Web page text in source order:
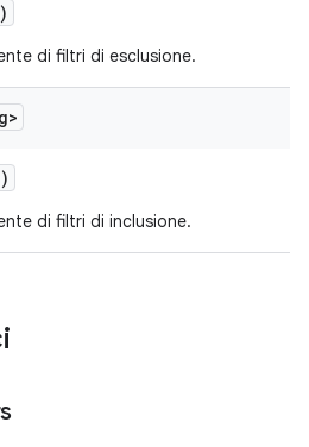
di filtri di esclusione.
di filtri di inclusione.